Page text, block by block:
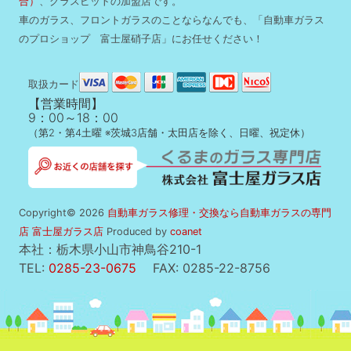
車のガラス、フロントガラスのことならなんでも、「自動車ガラス
のプロショップ 富士屋硝子店」にお任せください！
取扱カード
【営業時間】
9：00～18：00
（第2・第4土曜 ※茨城3店舗・太田店を除く、日曜、祝定休）
Copyright© 2026 自動車ガラス修理・交換なら自動車ガラスの専門
店 富士屋ガラス店 Produced by coanet
本社：栃木県小山市神鳥谷210-1
TEL: 0285-23-0675 FAX: 0285-22-8756